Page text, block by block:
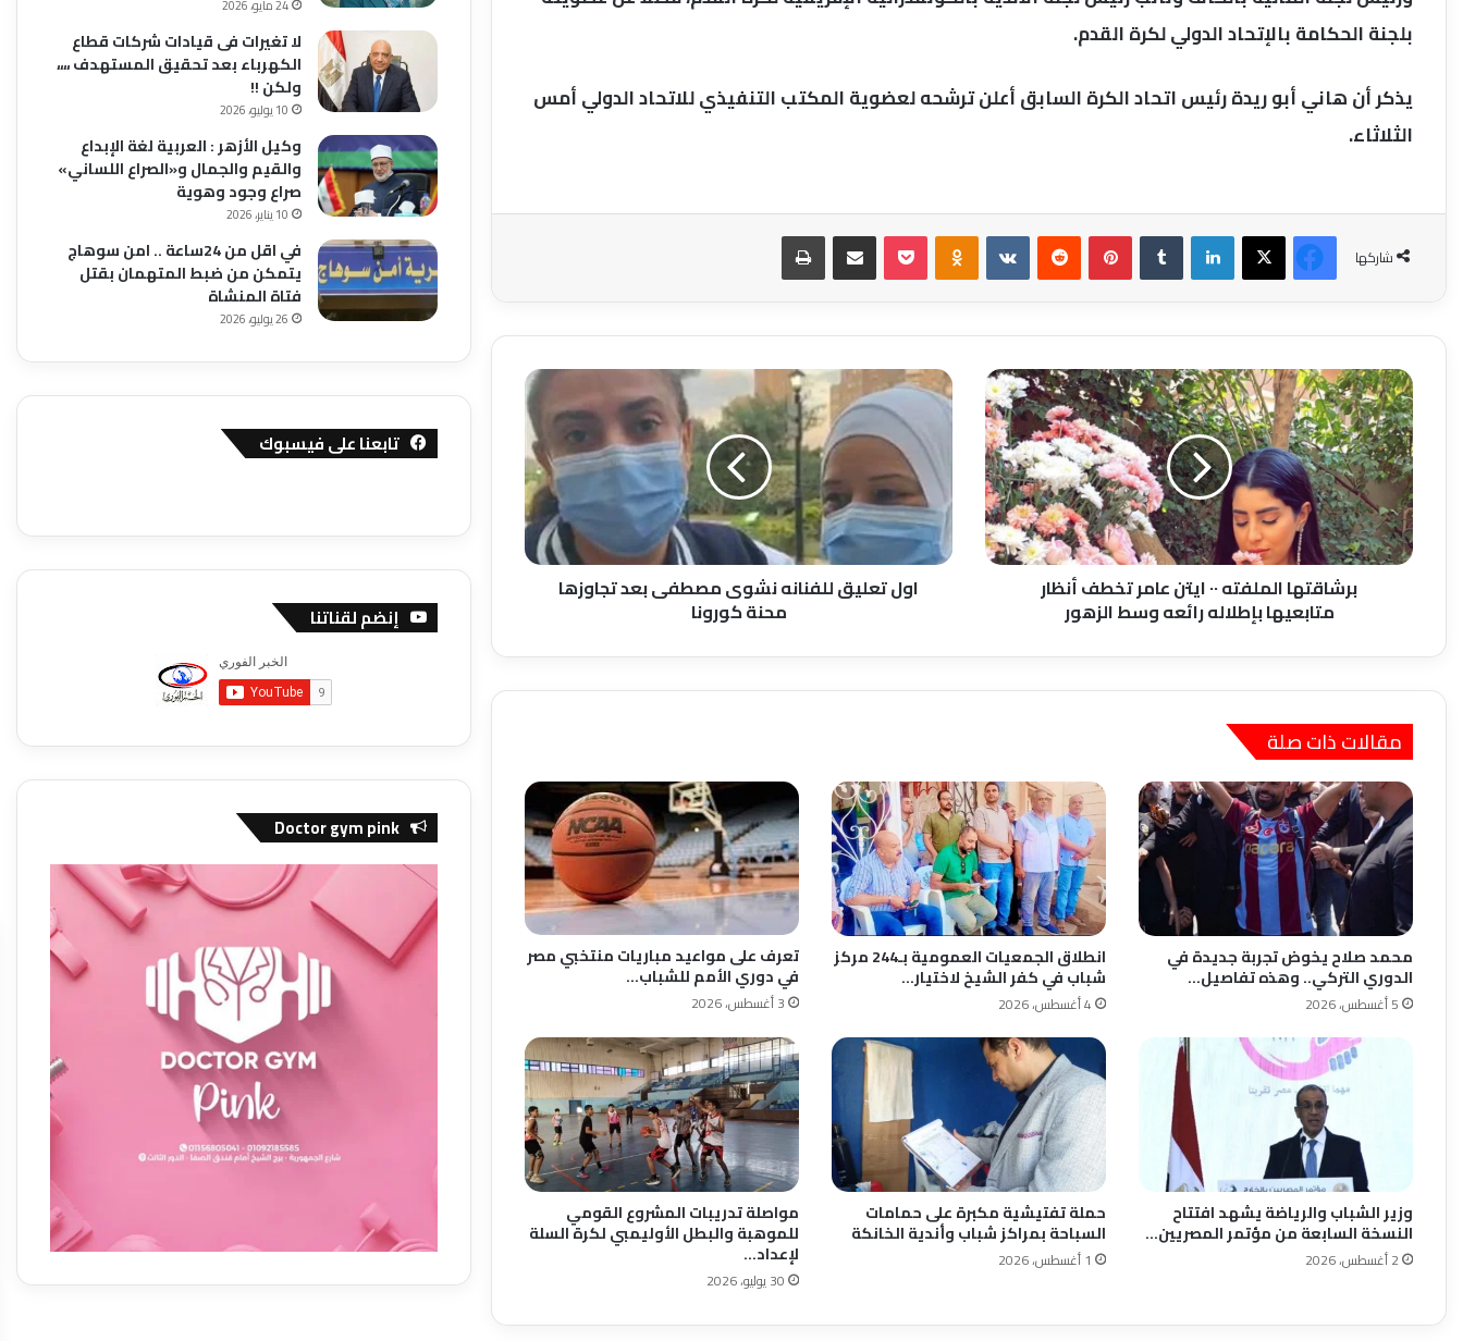
بلجنة الحكامة بالإتحاد الدولي لكرة القدم.
يذكر أن هاني أبو ريدة رئيس اتحاد الكرة السابق أعلن ترشحه لعضوية المكتب التنفيذي للاتحاد الدولي أمس
الثلاثاء.
شاركها
فيسبوك‫X لينكدإن بينتيريست Odnoklassniki
‫Pocket مشاركة عبر البريد طباعة
برشاقتها
الملفته
٠٠
ايتن
عامر
تخطف
أنظار
متابعيها
بإطلاله
برشاقتها الملفته ٠٠ ايتن عامر تخطف أنظار
متابعيها بإطلاله رائعه وسط الزهور
اول
تعليق
للفنانه
نشوى
مصطفى
بعد
تجاوزها
محنة
كورونا
اول تعليق للفنانه نشوى مصطفى بعد تجاوزها
محنة كورونا
مقالات ذات صلة
محمد صلاح يخوض تجربة جديدة في
الدوري التركي.. وهذه تفاصيل…
5 أغسطس، 2026
انطلاق الجمعيات العمومية بـ244 مركز
شباب في كفر الشيخ لاختيار…
4 أغسطس، 2026
تعرف على مواعيد مباريات منتخبي مصر
في دوري الأمم للشباب…
3 أغسطس، 2026
وزير الشباب والرياضة يشهد افتتاح
النسخة السابعة من مؤتمر المصريين…
2 أغسطس، 2026
حملة تفتيشية مكبرة على حمامات
السباحة بمراكز شباب وأندية الخانكة
1 أغسطس، 2026
مواصلة تدريبات المشروع القومي
للموهبة والبطل الأوليمبي لكرة السلة
لإعداد…
30 يوليو، 2026
24 مايو، 2026
لا تغيرات فى قيادات شركات قطاع
الكهرباء بعد تحقيق المستهدف ،،،،
ولكن !!
10 يوليو، 2026
وكيل الأزهر : العربية لغة الإبداع
والقيم والجمال و«الصراع اللساني»
صراع وجود وهوية
10 يناير، 2026
في اقل من 24ساعة .. امن سوهاج
يتمكن من ضبط المتهمان بقتل
فتاة المنشاة
26 يوليو، 2026
تابعنا على فيسبوك
إنضم لقناتنا
Doctor gym pink